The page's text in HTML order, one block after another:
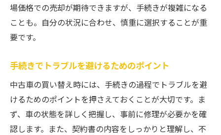
場価格での売却が期待できますが、手続きが複雑になる
ことも。自分の状況に合わせ、慎重に選択することが重
要です。
手続きでトラブルを避けるためのポイント
中古車の買い替え時には、手続きの過程でトラブルを避
けるためのポイントを押さえておくことが大切です。ま
ず、車の状態を詳しく把握し、事前に修理が必要かを確
認します。また、契約書の内容をしっかりと理解し、不